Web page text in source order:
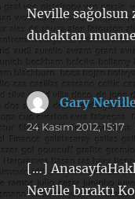
Neville sağolsun
dudaktan
Gary
24 Kasım 2012, 15:17
[…]
Neville bıraktı